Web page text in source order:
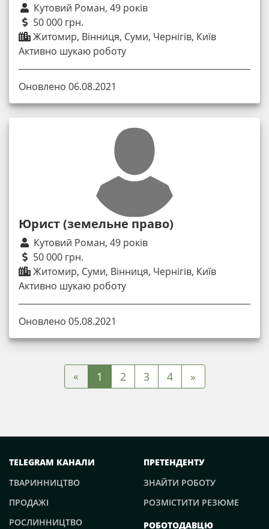
Кутовий Роман, 49 років
50 000 грн.
Житомир, Вінниця, Суми, Чернігів, Київ
Активно шукаю роботу
Оновлено 06.08.2021
Юрист (земельне право)
Кутовий Роман, 49 років
50 000 грн.
Житомир, Суми, Вінниця, Чернігів, Київ
Активно шукаю роботу
Оновлено 05.08.2021
« 1 2 3 4 »
TELEGRAM КАНАЛИ
ТВАРИННИЦТВО
ПРОДАЖІ
РОСЛИННИЦТВО
ПРЕТЕНДЕНТУ
ЗНАЙТИ РОБОТУ
РОЗМІСТИТИ РЕЗЮМЕ
РОБОТОДАВЦЮ